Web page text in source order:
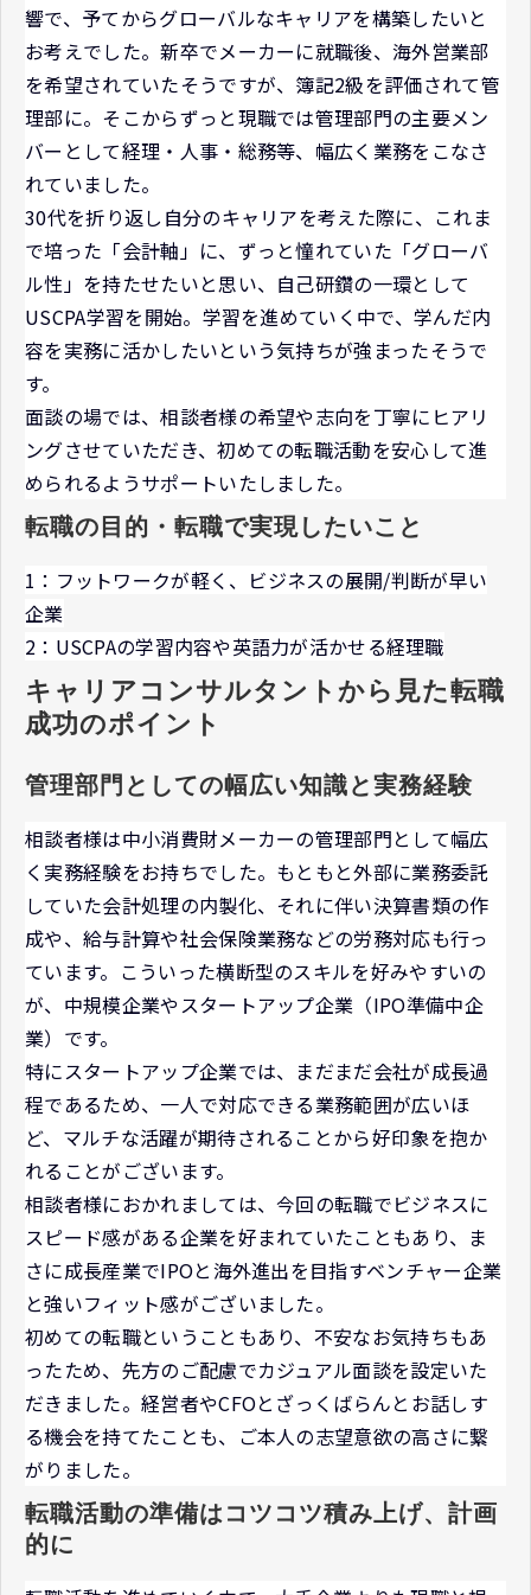
響で、予てからグローバルなキャリアを構築したいと
お考えでした。新卒でメーカーに就職後、海外営業部
を希望されていたそうですが、簿記2級を評価されて管
理部に。そこからずっと現職では管理部門の主要メン
バーとして経理・人事・総務等、幅広く業務をこなさ
れていました。
30代を折り返し自分のキャリアを考えた際に、これま
で培った「会計軸」に、ずっと憧れていた「グローバ
ル性」を持たせたいと思い、自己研鑽の一環として
USCPA学習を開始。学習を進めていく中で、学んだ内
容を実務に活かしたいという気持ちが強まったそうで
す。
面談の場では、相談者様の希望や志向を丁寧にヒアリ
ングさせていただき、初めての転職活動を安心して進
められるようサポートいたしました。
転職の目的・転職で実現したいこと
1：フットワークが軽く、ビジネスの展開/判断が早い
企業
2：USCPAの学習内容や英語力が活かせる経理職
キャリアコンサルタントから見た転職
成功のポイント
管理部門としての幅広い知識と実務経験
相談者様は中小消費財メーカーの管理部門として幅広
く実務経験をお持ちでした。もともと外部に業務委託
していた会計処理の内製化、それに伴い決算書類の作
成や、給与計算や社会保険業務などの労務対応も行っ
ています。こういった横断型のスキルを好みやすいの
が、中規模企業やスタートアップ企業（IPO準備中企
業）です。
特にスタートアップ企業では、まだまだ会社が成長過
程であるため、一人で対応できる業務範囲が広いほ
ど、マルチな活躍が期待されることから好印象を抱か
れることがございます。
相談者様におかれましては、今回の転職でビジネスに
スピード感がある企業を好まれていたこともあり、ま
さに成長産業でIPOと海外進出を目指すベンチャー企業
と強いフィット感がございました。
初めての転職ということもあり、不安なお気持ちもあ
ったため、先方のご配慮でカジュアル面談を設定いた
だきました。経営者やCFOとざっくばらんとお話しす
る機会を持てたことも、ご本人の志望意欲の高さに繋
がりました。
転職活動の準備はコツコツ積み上げ、計画
的に